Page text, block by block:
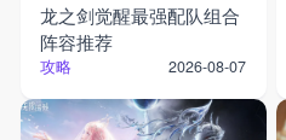
龙之剑觉醒最强配队组合
阵容推荐
攻略 2026-08-07